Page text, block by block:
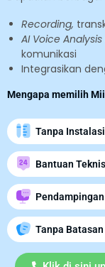
Recording,
AI Voice Analysis
komunikasi
Integrasikan
Mengapa memilih
Tanpa
Bantuan
Tanpa